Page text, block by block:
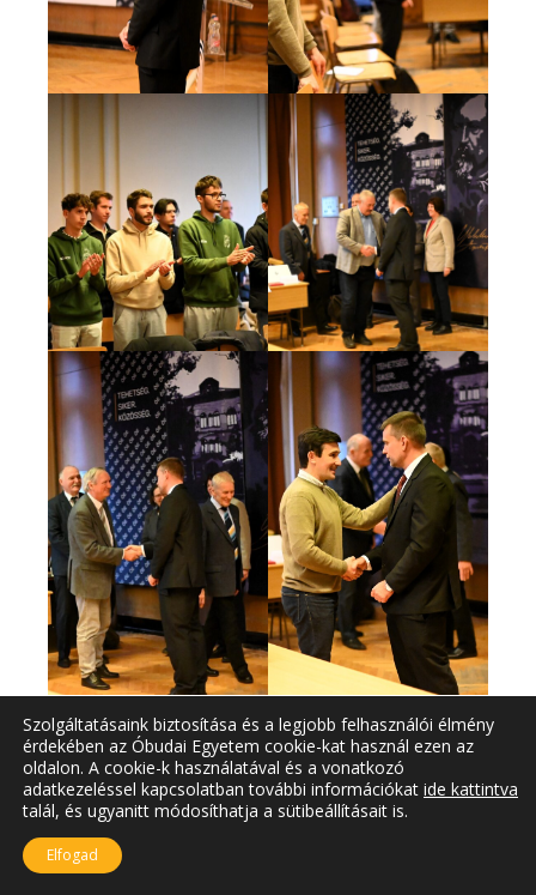
Szolgáltatásaink biztosítása és a legjobb felhasználói élmény
érdekében az Óbudai Egyetem cookie-kat használ ezen az
oldalon. A cookie-k használatával és a vonatkozó
adatkezeléssel kapcsolatban további információkat ide kattintva
talál, és ugyanitt módosíthatja a sütibeállításait is.
Elfogad